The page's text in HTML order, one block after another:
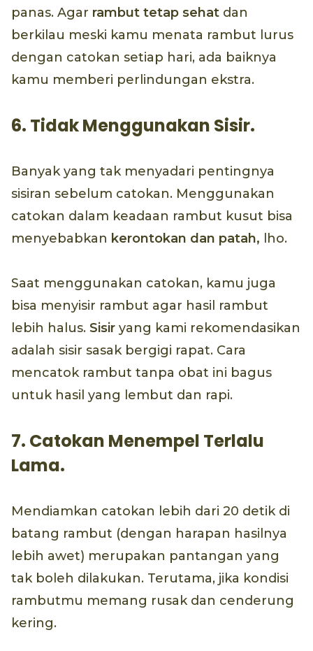
panas. Agar rambut tetap sehat dan
berkilau meski kamu menata rambut lurus
dengan catokan setiap hari, ada baiknya
kamu memberi perlindungan ekstra.
6. Tidak Menggunakan Sisir.
Banyak yang tak menyadari pentingnya
sisiran sebelum catokan. Menggunakan
catokan dalam keadaan rambut kusut bisa
menyebabkan kerontokan dan patah, lho.
Saat menggunakan catokan, kamu juga
bisa menyisir rambut agar hasil rambut
lebih halus. Sisir yang kami rekomendasikan
adalah sisir sasak bergigi rapat. Cara
mencatok rambut tanpa obat ini bagus
untuk hasil yang lembut dan rapi.
7. Catokan Menempel Terlalu
Lama.
Mendiamkan catokan lebih dari 20 detik di
batang rambut (dengan harapan hasilnya
lebih awet) merupakan pantangan yang
tak boleh dilakukan. Terutama, jika kondisi
rambutmu memang rusak dan cenderung
kering.